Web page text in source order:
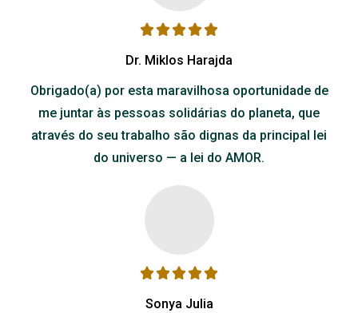
Dr. Miklos Harajda
Obrigado(a) por esta maravilhosa oportunidade de
me juntar às pessoas solidárias do planeta, que
através do seu trabalho são dignas da principal lei
do universo — a lei do AMOR.
Sonya Julia